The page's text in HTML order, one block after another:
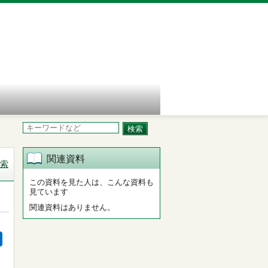
関連資料
この資料を見た人は、こんな資料も
見ています
関連資料はありません。